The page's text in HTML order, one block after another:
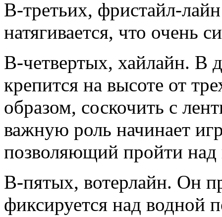
В-третьих, фристайл-
натягивается, что очень
В-четвертых, хайлайн. В
крепится на высоте от
образом, соскочить с
важную роль начинает
позволяющий пройти над
В-пятых, вотерлайн. Он
фиксируется над водной